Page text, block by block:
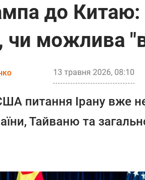
до
чи можлива
13 травня 2026, 08:10
питання Ірану вже
Тайваню та